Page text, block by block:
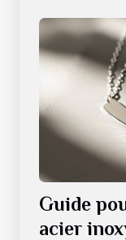
Guide
acier